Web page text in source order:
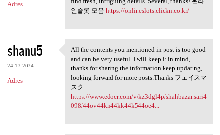
Adres
인슬롯 모음 https://onlineslots.clickn.co.kr/
shanu5
24.12.2024
Adres
All the contents you
All the contents you mentioned in post is too good
and can be very useful. I will keep it in mind,
thanks for sharing the information keep updating,
looking forward for more posts.Thanks フェイスマ
スク
https://www.edocr.com/v/kz3dgl4p/shahbazansari4
098/44ov44kn44kk44k544oe4...